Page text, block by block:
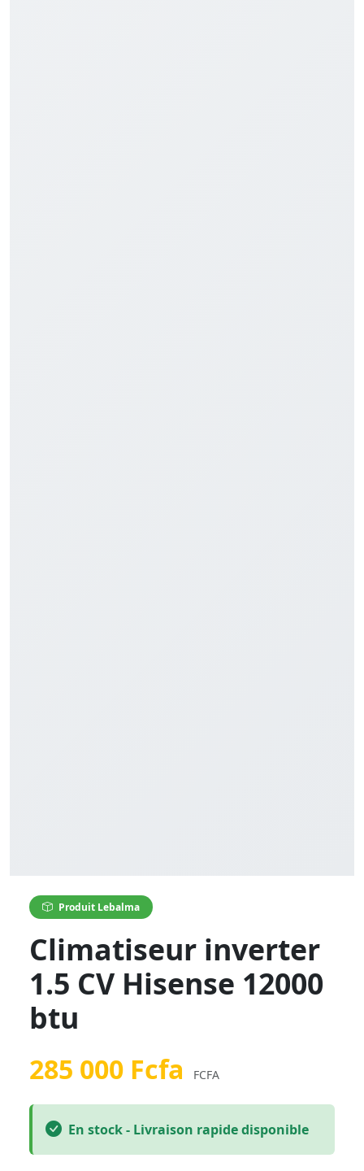
Produit Lebalma
Climatiseur inverter
1.5 CV Hisense 12000
btu
285 000 Fcfa FCFA
En stock - Livraison rapide disponible